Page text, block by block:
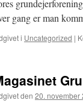
gang er man
i Uncategorized |
den 20. november